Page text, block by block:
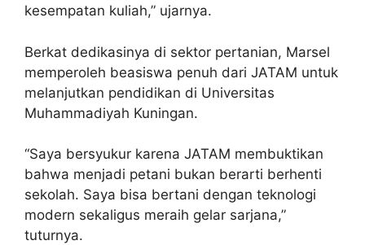
kesempatan kuliah,” ujarnya.
Berkat dedikasinya di sektor pertanian, Marsel
memperoleh beasiswa penuh dari JATAM untuk
melanjutkan pendidikan di Universitas
Muhammadiyah Kuningan.
“Saya bersyukur karena JATAM membuktikan
bahwa menjadi petani bukan berarti berhenti
sekolah. Saya bisa bertani dengan teknologi
modern sekaligus meraih gelar sarjana,”
tuturnya.